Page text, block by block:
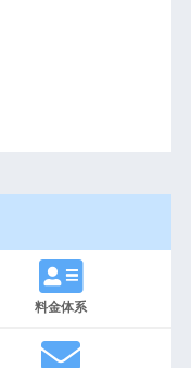
料金体系